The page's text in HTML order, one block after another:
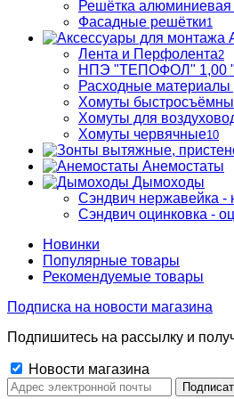
Решётка алюминиевая
Фасадные решётки1
Лента и Перфолента2
НПЭ "ТЕПОФОЛ" 1,00
Расходные материалы
Хомуты
Хомуты для
Хомуты червячные10
Анемостаты
Дымоходы
Сэндвич нержавейка -
Сэндвич оцинковка -
Новинки
Популярные товары
Рекомендуемые товары
Подписка на новости магазина
Подпишитесь на рассылку и
Новости магазина